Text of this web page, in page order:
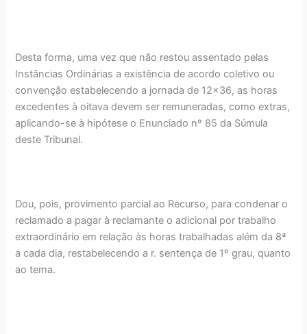
Desta forma, uma vez que não restou assentado pelas
Instâncias Ordinárias a existência de acordo coletivo ou
convenção estabelecendo a jornada de 12x36, as horas
excedentes à oitava devem ser remuneradas, como extras,
aplicando-se à hipótese o Enunciado nº 85 da Súmula
deste Tribunal.
Dou, pois, provimento parcial ao Recurso, para condenar o
reclamado a pagar à reclamante o adicional por trabalho
extraordinário em relação às horas trabalhadas além da 8ª
a cada dia, restabelecendo a r. sentença de 1º grau, quanto
ao tema.